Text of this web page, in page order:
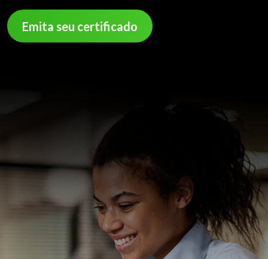
Emita seu certificado